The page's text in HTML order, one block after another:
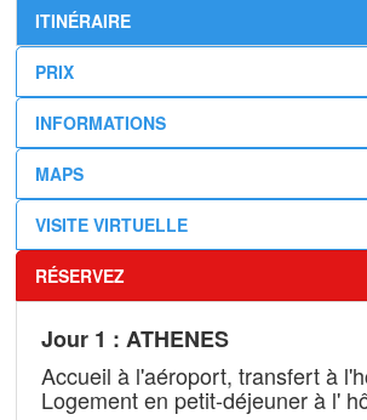
ITINÉRAIRE
PRIX
INFORMATIONS
MAPS
VISITE VIRTUELLE
RÉSERVEZ
Jour 1 : ATHENES
Accueil à l'aéroport, transfert à
Logement en petit-déjeuner à l'